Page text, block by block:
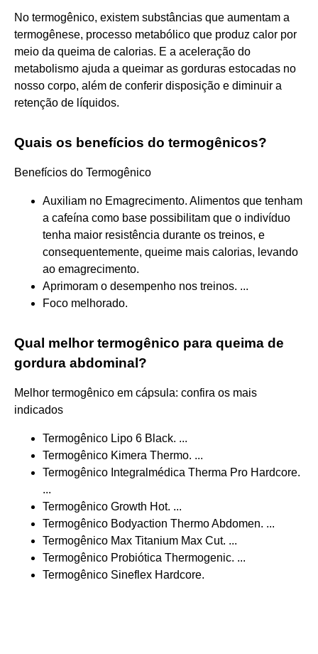
No termogênico, existem substâncias que aumentam a
termogênese, processo metabólico que produz calor por
meio da queima de calorias. E a aceleração do
metabolismo ajuda a queimar as gorduras estocadas no
nosso corpo, além de conferir disposição e diminuir a
retenção de líquidos.
Quais os benefícios do termogênicos?
Benefícios do Termogênico
Auxiliam no Emagrecimento. Alimentos que tenham
a cafeína como base possibilitam que o indivíduo
tenha maior resistência durante os treinos, e
consequentemente, queime mais calorias, levando
ao emagrecimento.
Aprimoram o desempenho nos treinos. ...
Foco melhorado.
Qual melhor termogênico para queima de
gordura abdominal?
Melhor termogênico em cápsula: confira os mais
indicados
Termogênico Lipo 6 Black. ...
Termogênico Kimera Thermo. ...
Termogênico Integralmédica Therma Pro Hardcore.
...
Termogênico Growth Hot. ...
Termogênico Bodyaction Thermo Abdomen. ...
Termogênico Max Titanium Max Cut. ...
Termogênico Probiótica Thermogenic. ...
Termogênico Sineflex Hardcore.